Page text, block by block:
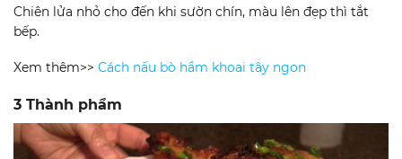
Chiên lửa nhỏ cho đến khi sườn chín, màu lên đẹp thì tắt
bếp.
Xem thêm>> Cách nấu bò hầm khoai tây ngon
3 Thành phẩm